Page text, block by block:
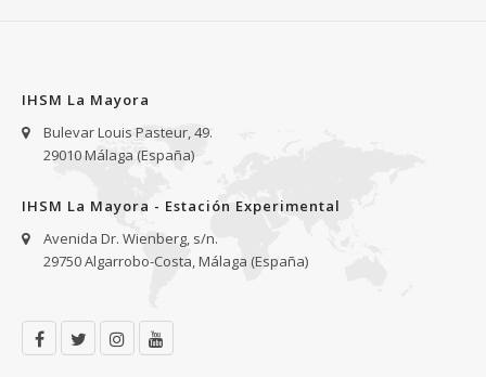
IHSM La Mayora
Bulevar Louis Pasteur, 49.
29010 Málaga (España)
IHSM La Mayora - Estación Experimental
Avenida Dr. Wienberg, s/n.
29750 Algarrobo-Costa, Málaga (España)